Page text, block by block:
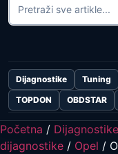
Dijagnostike Tuning
TOPDON
OBDSTAR
Početna / Dijagnostike
dijagnostike / Opel /